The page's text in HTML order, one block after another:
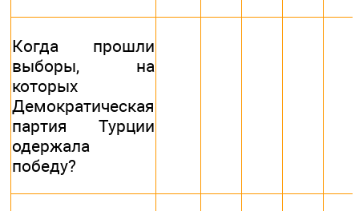
Когда прошли
выборы, на
которых
Демократическая
партия Турции
одержала
победу?